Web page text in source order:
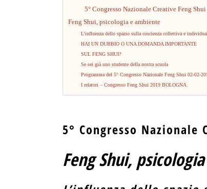
5° Congresso Nazionale Creative Feng Shui
Feng Shui, psicologia e ambiente
L’influenza dello spazio sulla coscienza collettiva e
HAI UN DUBBIO O UNA DOMANDA IMPORTANTE
SUL FENG SHUI?
Se sei già uno studente della nostra scuola
Programma del 5° Congresso Nazionale Feng Shui 02-02-
I relatori – Congresso Feng Shui 2019 BOLOGNA
5° Congresso Nazionale
Feng Shui,